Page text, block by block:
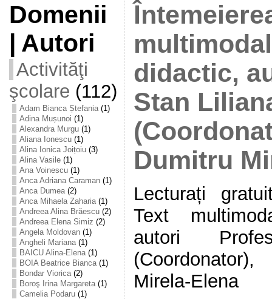
Domenii
| Autori
Activităţi
şcolare (112)
Adam Bianca Ștefania(1)
Adina Mușunoi (1)
Alexandra Murgu(1)
Aliana Ionescu(1)
Alina Ionica Joițoiu(3)
Alina Vasile(1)
Ana Voinescu(1)
Anca Adriana Caraman(1)
Anca Dumea(2)
Anca Mihaela Zaharia(1)
Andreea Alina Brăescu(2)
Andreea Elena Simiz (2)
Angela Moldovan(1)
Angheli Mariana(1)
BAICU Alina-Elena(1)
BOIA Beatrice Bianca(1)
Bondar Viorica(2)
Boroş Irina Margareta(1)
Camelia Podaru(1)
didactic,
Stan
Dumitru
Lecturați
Text
autori
Mirela-Elena